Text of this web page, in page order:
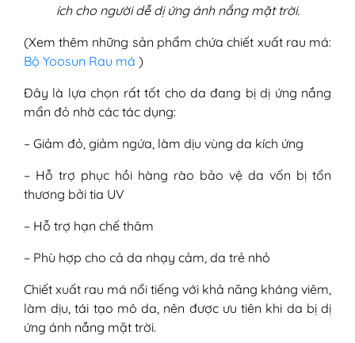
ích cho người dễ dị ứng ánh nắng mặt trời.
(Xem thêm những sản phẩm chứa chiết xuất rau má:
Bộ Yoosun Rau má )
Đây là lựa chọn rất tốt cho da đang bị dị ứng nắng
mẩn đỏ nhờ các tác dụng:
– Giảm đỏ, giảm ngứa, làm dịu vùng da kích ứng
– Hỗ trợ phục hồi hàng rào bảo vệ da vốn bị tổn
thương bởi tia UV
– Hỗ trợ hạn chế thâm
– Phù hợp cho cả da nhạy cảm, da trẻ nhỏ
Chiết xuất rau má nổi tiếng với khả năng kháng viêm,
làm dịu, tái tạo mô da, nên được ưu tiên khi da bị dị
ứng ánh nắng mặt trời.